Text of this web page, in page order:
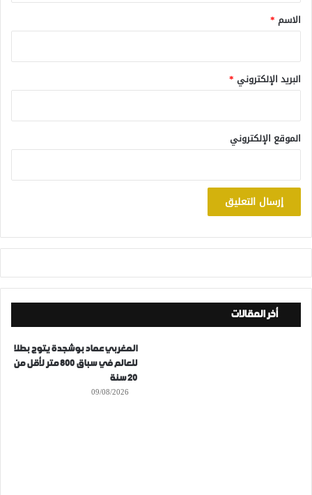
*
الاسم *
البريد الإلكتروني *
الموقع الإلكتروني
أخر المقالات
المغربي عماد بوشجدة يتوج بطلا
للعالم في سباق 800 متر لأقل من
20 سنة
09/08/2026